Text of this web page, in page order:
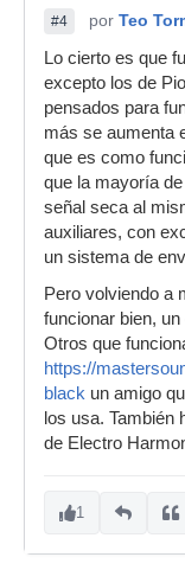
#4 por Teo
Lo cierto es que
excepto los de
pensados para
más se aumenta
que es como
que la mayoría
señal seca al
auxiliares, con
un sistema de
Pero volviendo a
funcionar bien,
Otros que
https://
black un amigo
los usa. También
de Electro
1